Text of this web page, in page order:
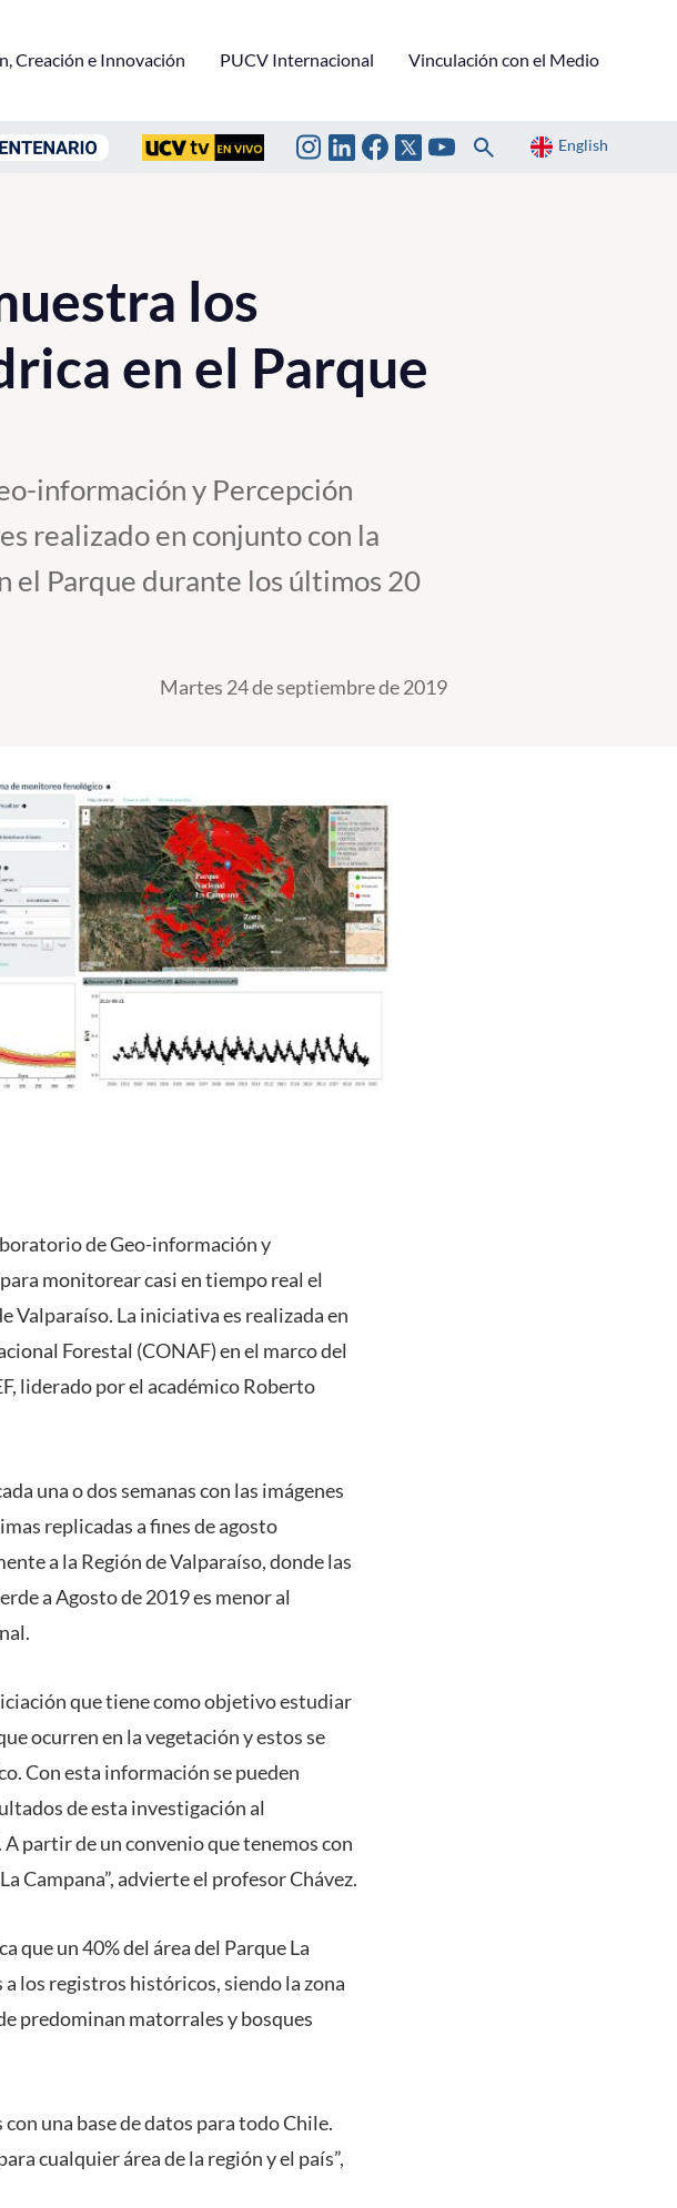
Creación e Innovación PUCV Internacional Vinculación con el Medio
English
los
en el Parque
información y Percepción
realizado en conjunto con la
el Parque durante los últimos 20
Martes 24 de septiembre de 2019
de Geo-información y
monitorear casi en tiempo real el
Valparaíso. La iniciativa es realizada en
Forestal (CONAF) en el marco del
liderado por el académico Roberto
una o dos semanas con las imágenes
replicadas a fines de agosto
a la Región de Valparaíso, donde las
a Agosto de 2019 es menor al
que tiene como objetivo estudiar
ocurren en la vegetación y estos se
Con esta información se pueden
de esta investigación al
partir de un convenio que tenemos con
Campana”, advierte el profesor Chávez.
un 40% del área del Parque La
los registros históricos, siendo la zona
predominan matorrales y bosques
una base de datos para todo Chile.
cualquier área de la región y el país”,